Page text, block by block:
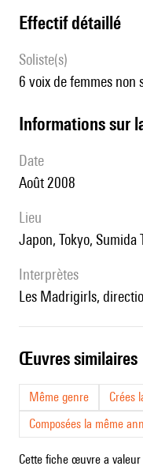
effectif détaillé
Soliste(s)
6 voix de femmes
informations sur
date
Août 2008
lieu
Japon, Tokyo,
interprètes
les Madrigirls,
œuvres similaires
Même genre
Crées
Composées la même
Cette fiche œuvre a